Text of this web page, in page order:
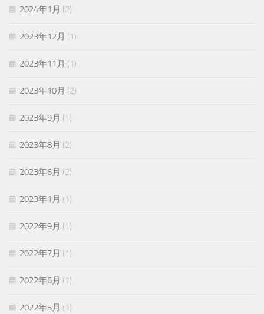
2024年1月 (2)
2023年12月 (1)
2023年11月 (1)
2023年10月 (2)
2023年9月 (1)
2023年8月 (2)
2023年6月 (2)
2023年1月 (1)
2022年9月 (1)
2022年7月 (1)
2022年6月 (1)
2022年5月 (1)